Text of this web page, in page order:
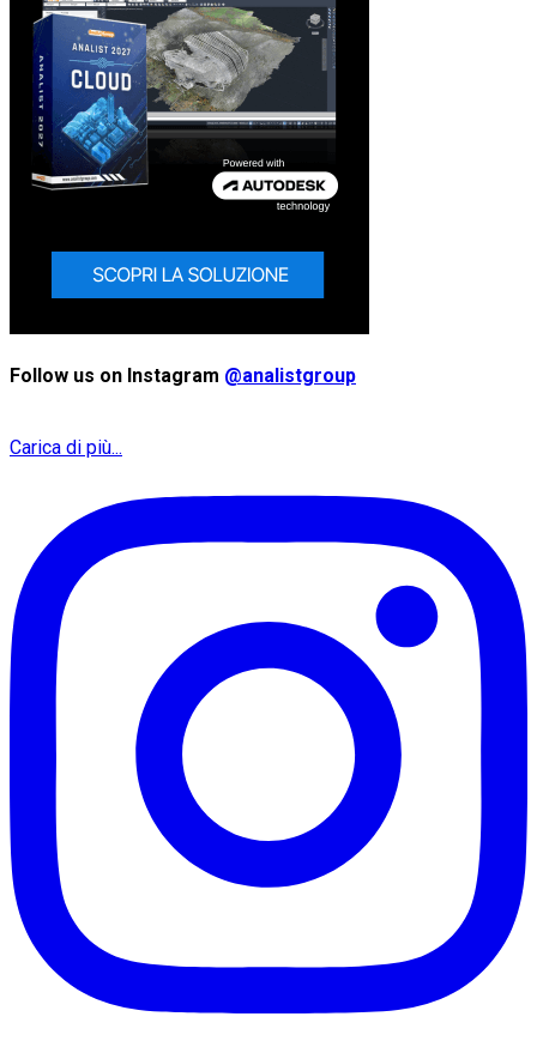
Follow us on Instagram @analistgroup
Carica di più...